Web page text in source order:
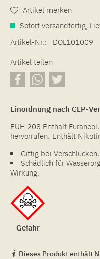
Artikel merken
Sofort versandfertig,
Artikel-Nr.:
DOL101009
Artikel teilen
Einordnung nach CLP-
EUH 208 Enthält
hervorrufen. Enthält
Giftig bei Verschlucken.
Schädlich für
Wirkung.
Gefahr
Dieses Produkt enthält